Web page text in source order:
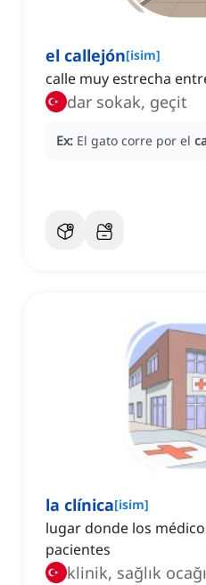
el callejón[isim]
calle muy estrecha
dar sokak, geçit
Ex: El gato corre por el
la clínica[isim]
lugar donde los
pacientes
klinik, sağlık ocağı